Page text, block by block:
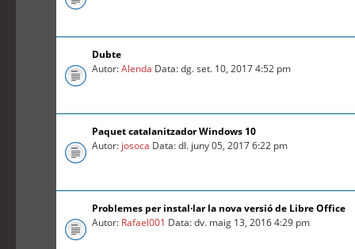
Dubte
Autor:Alenda Data: dg. set. 10, 2017 4:52 pm
Paquet catalanitzador Windows 10
Autor: josoca Data: dl. juny 05, 2017 6:22 pm
Problemes per instal·lar la nova versió de Libre Office
Autor: Rafael001 Data: dv. maig 13, 2016 4:29 pm